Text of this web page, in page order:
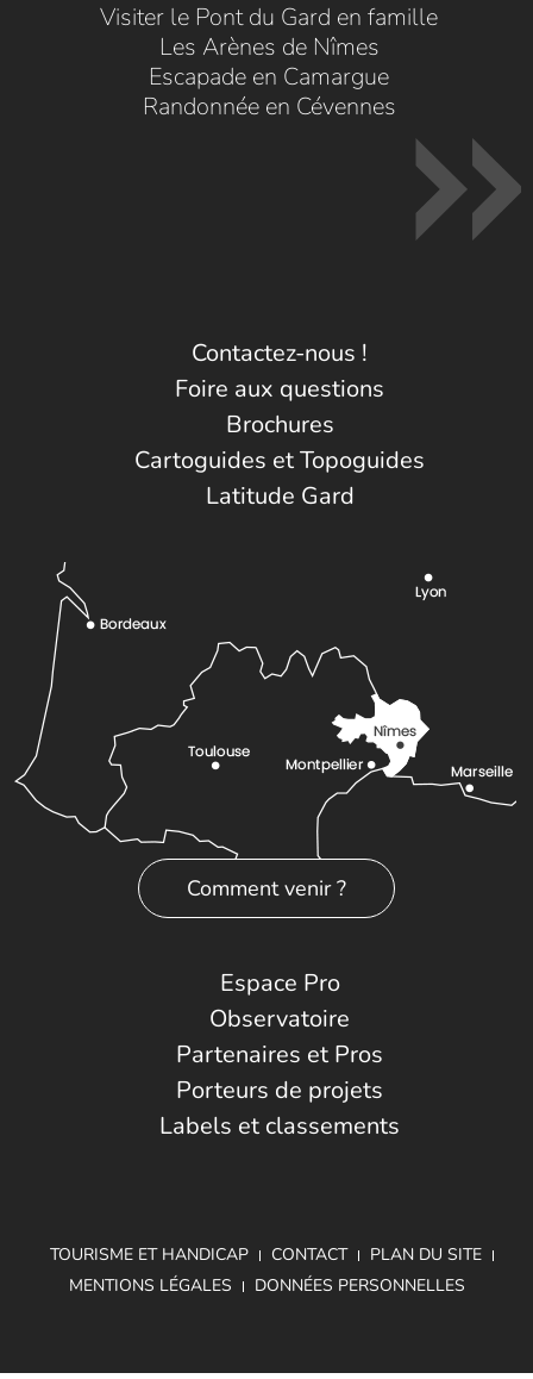
Visiter le Pont du Gard en famille
Les Arènes de Nîmes
Escapade en Camargue
Randonnée en Cévennes
Contactez-nous !
Foire aux questions
Brochures
Cartoguides et Topoguides
Latitude Gard
Comment venir ?
Espace Pro
Observatoire
Partenaires et Pros
Porteurs de projets
Labels et classements
TOURISME ET HANDICAP CONTACT
PLAN DU SITE
MENTIONS LÉGALES
DONNÉES PERSONNELLES